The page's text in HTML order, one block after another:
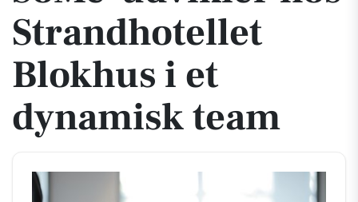
Strandhotellet
Blokhus i et
dynamisk team